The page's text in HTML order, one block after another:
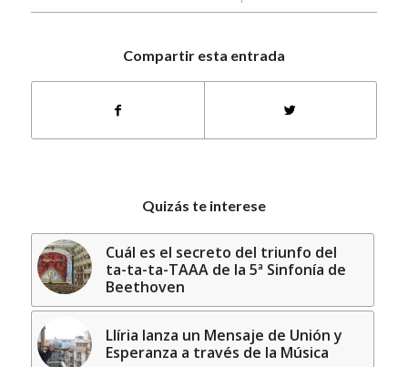
Compartir esta entrada
Quizás te interese
Cuál es el secreto del triunfo del
ta-ta-ta-TAAA de la 5ª Sinfonía de
Beethoven
Llíria lanza un Mensaje de Unión y
Esperanza a través de la Música